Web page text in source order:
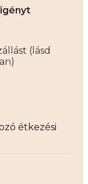
(lásd
étkezési